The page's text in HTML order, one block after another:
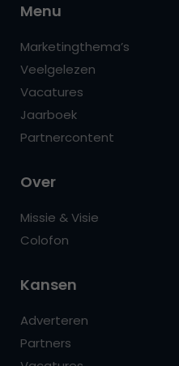
Menu
Marketingthema’s
Veelgelezen
Vacatures
Jaarboek
Partnercontent
Over
Missie & Visie
Colofon
Kansen
Adverteren
Partners